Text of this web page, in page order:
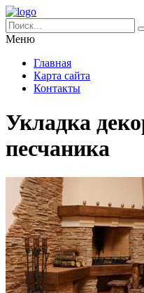
Меню
Главная
Карта сайта
Контакты
Укладка
песчаника